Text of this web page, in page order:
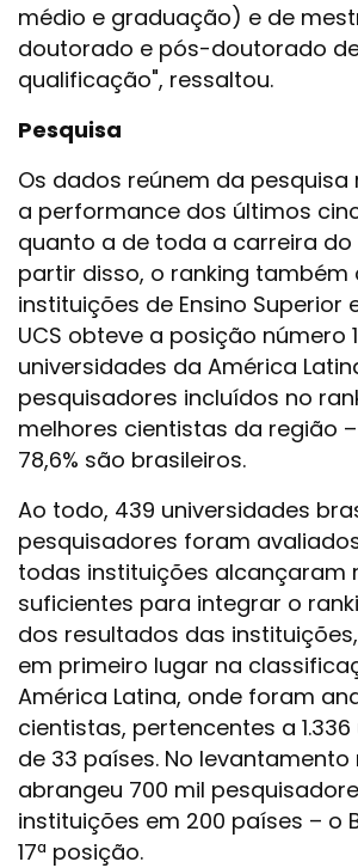
médio e graduação) e de
doutorado e pós-doutorado
qualificação", ressaltou.
Pesquisa
Os dados reúnem da
a performance dos últimos
quanto a de toda a carreira do
partir disso, o ranking também
instituições de Ensino Superior
UCS obteve a posição número
universidades da América
pesquisadores incluídos no
melhores cientistas da região
78,6% são brasileiros.
Ao todo, 439 universidades
pesquisadores foram
todas instituições alcançaram
suficientes para integrar o
dos resultados das
em primeiro lugar na
América Latina, onde foram
cientistas, pertencentes a
de 33 países. No
abrangeu 700 mil
instituições em 200 países – o
17ª posição.